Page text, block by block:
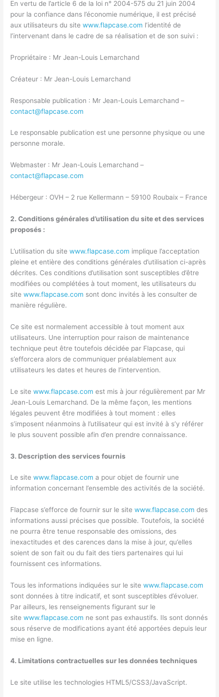
En vertu de l’article 6 de la loi n° 2004-575 du 21 juin 2004
pour la confiance dans l’économie numérique, il est précisé
aux utilisateurs du sitewww.flapcase.com l’identité de
l’intervenant dans le cadre de sa réalisation et de son suivi :
Propriétaire : Mr Jean-Louis Lemarchand
Créateur : Mr Jean-Louis Lemarchand
Responsable publication : Mr Jean-Louis Lemarchand –
contact@flapcase.com
Le responsable publication est une personne physique ou une
personne morale.
Webmaster : Mr Jean-Louis Lemarchand –
contact@flapcase.com
Hébergeur : OVH – 2 rue Kellermann – 59100 Roubaix – France
2. Conditions générales d’utilisation du site et des services
proposés :
L’utilisation du sitewww.flapcase.com implique l’acceptation
pleine et entière des conditions générales d’utilisation ci-après
décrites. Ces conditions d’utilisation sont susceptibles d’être
modifiées ou complétées à tout moment, les utilisateurs du
sitewww.flapcase.com sont donc invités à les consulter de
manière régulière.
Ce site est normalement accessible à tout moment aux
utilisateurs. Une interruption pour raison de maintenance
technique peut être toutefois décidée par Flapcase, qui
s’efforcera alors de communiquer préalablement aux
utilisateurs les dates et heures de l’intervention.
Le sitewww.flapcase.com est mis à jour régulièrement par Mr
Jean-Louis Lemarchand. De la même façon, les mentions
légales peuvent être modifiées à tout moment : elles
s’imposent néanmoins à l’utilisateur qui est invité à s’y référer
le plus souvent possible afin d’en prendre connaissance.
3. Description des services fournis
Le sitewww.flapcase.com a pour objet de fournir une
information concernant l’ensemble des activités de la société.
Flapcase s’efforce de fournir sur le sitewww.flapcase.com des
informations aussi précises que possible. Toutefois, la société
ne pourra être tenue responsable des omissions, des
inexactitudes et des carences dans la mise à jour, qu’elles
soient de son fait ou du fait des tiers partenaires qui lui
fournissent ces informations.
Tous les informations indiquées sur le sitewww.flapcase.com
sont données à titre indicatif, et sont susceptibles d’évoluer.
Par ailleurs, les renseignements figurant sur le
sitewww.flapcase.com ne sont pas exhaustifs. Ils sont donnés
sous réserve de modifications ayant été apportées depuis leur
mise en ligne.
4. Limitations contractuelles sur les données techniques
Le site utilise les technologies HTML5/CSS3/JavaScript.